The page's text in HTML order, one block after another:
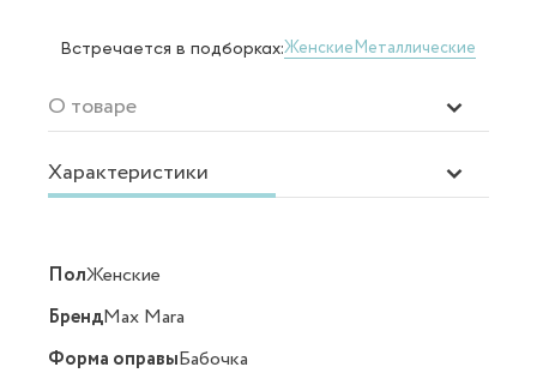
Встречается в подборках:ЖенскиеМеталлические
О товаре
Характеристики
ПолЖенские
БрендMax Mara
Форма оправыБабочка